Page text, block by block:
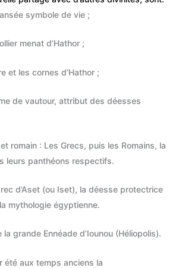
symbole de vie ;
menat d’Hathor ;
et les cornes d’Hathor ;
de vautour, attribut des déesses
romain : Les Grecs, puis les Romains, la
leurs panthéons respectifs.
d’Aset (ou Iset), la déesse protectrice
mythologie égyptienne.
grande Ennéade d’Iounou (Héliopolis).
été aux temps anciens la